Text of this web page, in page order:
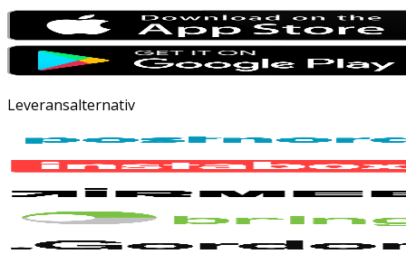
Leveransalternativ